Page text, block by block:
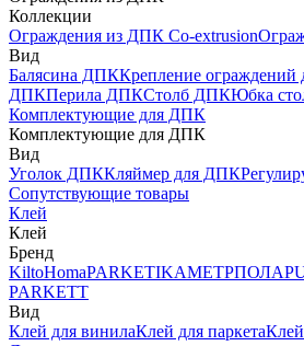
Коллекции
Ограждения из ДПК Co-extrusion
Вид
Балясина ДПККрепление ограждений
ДПКПерила ДПКСтолб ДПКЮбка
Комплектующие для ДПК
Комплектующие для ДПК
Вид
Уголок ДПККляймер для ДПК
Сопутствующие товары
Клей
Клей
Бренд
KiltoHomaPARKETIKAМЕТРПОЛА
PARKETT
Вид
Клей для винилаКлей для паркета